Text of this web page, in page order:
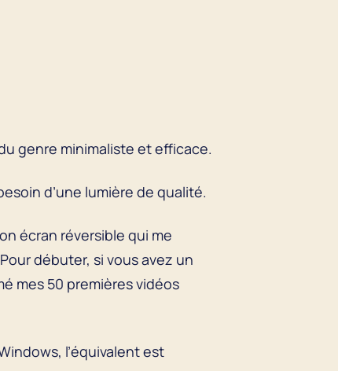
genre minimaliste et efficace.
d’une lumière de qualité.
écran réversible qui me
débuter, si vous avez un
mes 50 premières vidéos
l’équivalent est